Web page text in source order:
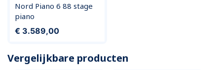
Nord Piano 6 88 stage
piano
Prijs
€ 3.589,00
Vergelijkbare producten